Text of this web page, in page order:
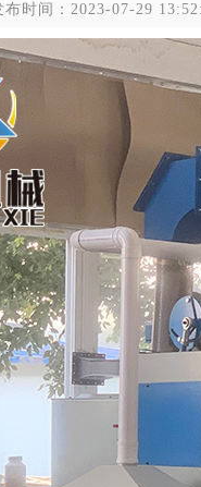
布时间：2023-07-29